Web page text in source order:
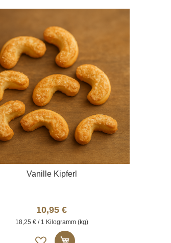
Vanille Kipferl
10,95 €
18,25 € / 1 Kilogramm (kg)
Auf In den Warenkorb